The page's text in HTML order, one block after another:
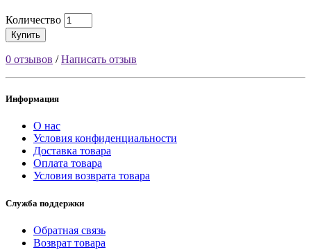
Количество
Купить
0 отзывов /Написать отзыв
Информация
О нас
Условия конфиденциальности
Доставка товара
Оплата товара
Условия возврата товара
Служба поддержки
Обратная связь
Возврат товара